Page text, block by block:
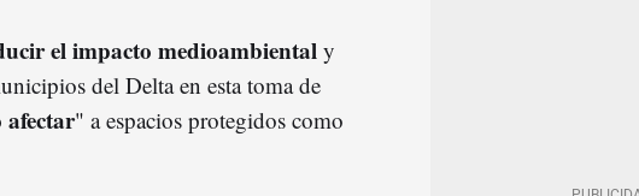
el impacto medioambiental y
del Delta en esta toma de
afectar" a espacios protegidos como